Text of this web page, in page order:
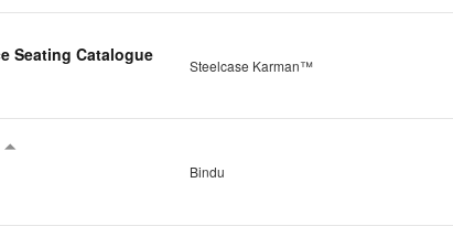
Seating Catalogue
Steelcase Karman™
Bindu